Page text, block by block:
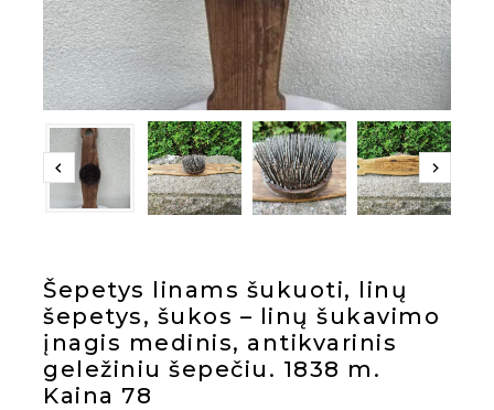
Šepetys linams šukuoti, linų
šepetys, šukos – linų šukavimo
įnagis medinis, antikvarinis
geležiniu šepečiu. 1838 m.
Kaina 78